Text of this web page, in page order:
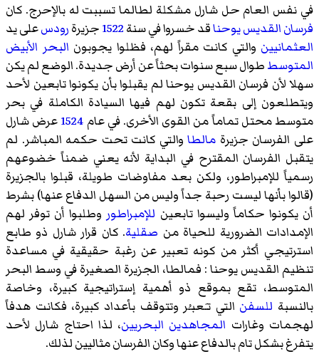
في نفس العام حل شارل مشكلة لطالما تسببت له بالإحرج. كان
فرسان القديس يوحناقد خسروا في سنة1522جزيرةرودسعلى يد
العثمانيين والتي كانت مقراً لهم، فظلوا يجوبون البحر الأبيض
المتوسططوال سبع سنوات بحثاً عن أرض جديدة. الوضع لم يكن
سهلا لأن فرسان القديس يوحنا لم يقبلوا بأن يكونوا تابعين لأحد
ويتطلعون إلى بقعة تكون لهم فيها السيادة الكاملة في بحر
متوسط محتل تماماً من القوى الأخرى. في عام 1524عرض شارل
على الفرسان جزيرة مالطاوالتي كانت تحت حكمه المباشر. لم
يتقبل الفرسان المقترح في البداية لأنه يعني ضمناً خضوعهم
رسمياً للإمبراطور، ولكن بعد مفاوضات طويلة، قبلوا بالجزيرة
(قالوا بأنها ليست رحبة جداً وليس من السهل الدفاع عنها) بشرط
أن يكونوا حكاماً وليسوا تابعين للإمبراطور وطلبوا أن توفر لهم
الإمدادات الضرورية للحياة من صقلية. كان قرار شارل ذو طابع
استرتيجي أكثر من كونه تعبير عن رغبة حقيقية في مساعدة
تنظيم القديس يوحنا : فمالطا، الجزيرة الصغيرة في وسط البحر
المتوسط، تقع بموقع ذو أهمية إستراتيجية كبيرة، وخاصة
بالنسبة للسفن التي تـَعبـُر وتتوقف بأعداد كبيرة، فكانت هدفاً
لهجمات وغارات المجاهدين البحريين، لذا احتاج شارل لأحد
يتفرغ بشكل تام بالدفاع عنها وكان الفرسان مثاليين لذلك.